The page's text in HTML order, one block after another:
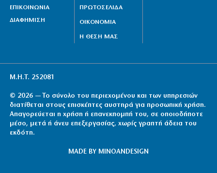
ΕΠΙΚΟΙΝΩΝΙΑ
ΔΙΑΦΗΜΙΣΗ
ΠΡΩΤΟΣΕΛΙΔΑ
ΟΙΚΟΝΟΜΙΑ
Η ΘΕΣΗ ΜΑΣ
Μ.Η.Τ. 252081
© 2026 — Το σύνολο του περιεχομένου και των υπηρεσιών
διατίθεται στους επισκέπτες αυστηρά για προσωπική χρήση.
Απαγορεύεται η χρήση ή επανεκπομπή του, σε οποιοδήποτε
μέσο, μετά ή άνευ επεξεργασίας, χωρίς γραπτή άδεια του
εκδότη.
MADE BY MINOANDESIGN